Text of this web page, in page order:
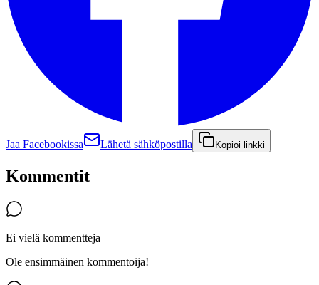
Jaa Facebookissa Lähetä sähköpostilla Kopioi linkki
Kommentit
Ei vielä kommentteja
Ole ensimmäinen kommentoija!